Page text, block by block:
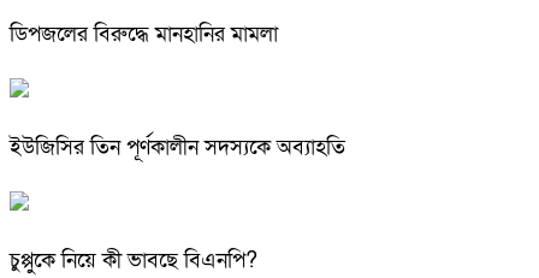
ডিপজলের বিরুদ্ধে মানহানির মামলা
ইউজিসির তিন পূর্ণকালীন সদস্যকে অব্যাহতি
চুপ্পুকে নিয়ে কী ভাবছে বিএনপি?